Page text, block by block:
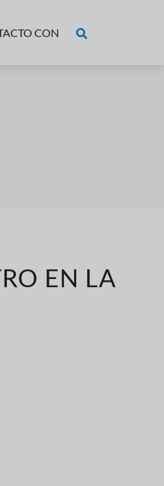
CON
EN LA